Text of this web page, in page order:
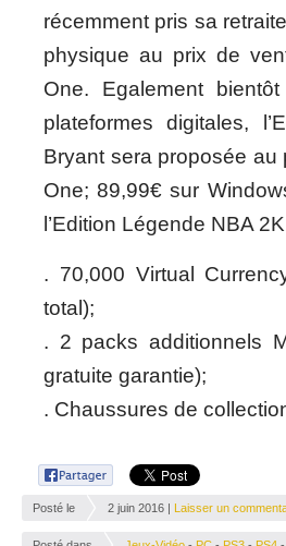
récemment pris sa
physique au prix de
One. Egalement
plateformes digitales,
Bryant sera proposée
One; 89,99€ sur
l’Edition Légende NBA
. 70,000 Virtual
total);
. 2 packs additionnels
gratuite garantie);
. Chaussures de
Posté le 2 juin 2016 | Laisser un